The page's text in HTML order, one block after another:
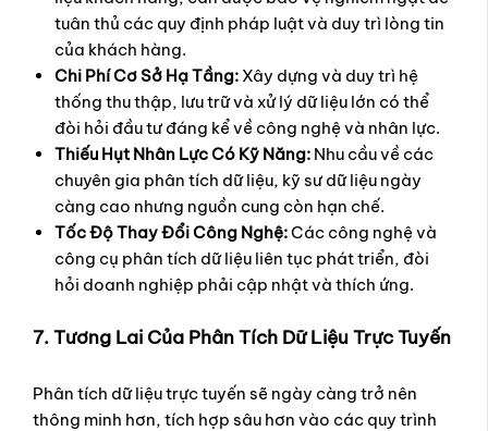
tuân thủ các quy định pháp luật và duy trì lòng tin
của khách hàng.
Chi Phí Cơ Sở Hạ Tầng: Xây dựng và duy trì hệ
thống thu thập, lưu trữ và xử lý dữ liệu lớn có thể
đòi hỏi đầu tư đáng kể về công nghệ và nhân lực.
Thiếu Hụt Nhân Lực Có Kỹ Năng: Nhu cầu về các
chuyên gia phân tích dữ liệu, kỹ sư dữ liệu ngày
càng cao nhưng nguồn cung còn hạn chế.
Tốc Độ Thay Đổi Công Nghệ:Các công nghệ và
công cụ phân tích dữ liệu liên tục phát triển, đòi
hỏi doanh nghiệp phải cập nhật và thích ứng.
7. Tương Lai Của Phân Tích Dữ Liệu Trực Tuyến
Phân tích dữ liệu trực tuyến sẽ ngày càng trở nên
thông minh hơn, tích hợp sâu hơn vào các quy trình